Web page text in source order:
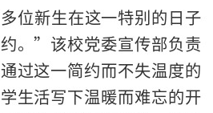
位新生在这一特别的日子
。”该校党委宣传部负责
过这一简约而不失温度的
生活写下温暖而难忘的开